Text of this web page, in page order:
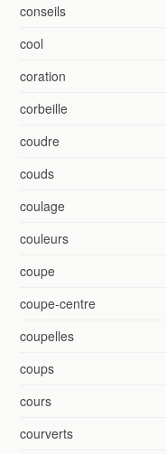
conseils
cool
coration
corbeille
coudre
couds
coulage
couleurs
coupe
coupe-centre
coupelles
coups
cours
courverts